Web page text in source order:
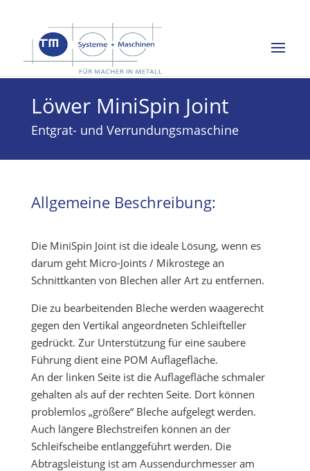
Löwer MiniSpin Joint
Entgrat- und Verrundungsmaschine
Allgemeine Beschreibung:
Die MiniSpin Joint ist die ideale Lösung, wenn es
darum geht Micro-Joints / Mikrostege an
Schnittkanten von Blechen aller Art zu entfernen.
Die zu bearbeitenden Bleche werden waagerecht
gegen den Vertikal angeordneten Schleifteller
gedrückt. Zur Unterstützung für eine saubere
Führung dient eine POM Auflagefläche.
An der linken Seite ist die Auflagefläche schmaler
gehalten als auf der rechten Seite. Dort können
problemlos „größere“ Bleche aufgelegt werden.
Auch längere Blechstreifen können an der
Schleifscheibe entlanggeführt werden. Die
Abtragsleistung ist am Aussendurchmesser am